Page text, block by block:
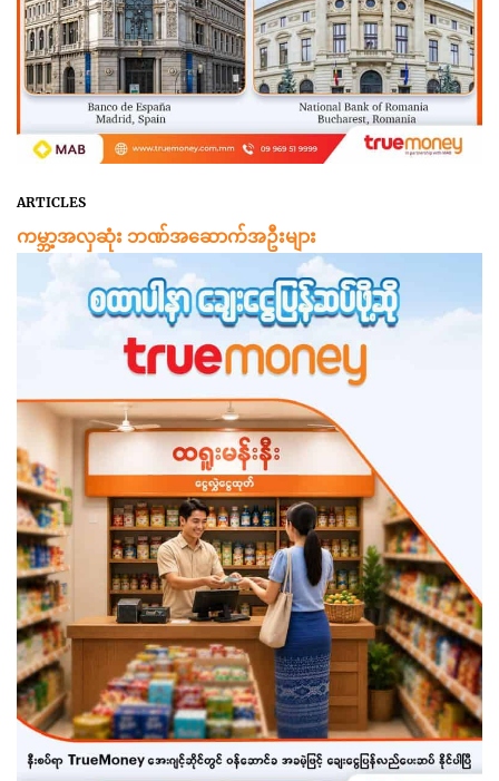
ARTICLES
ကမ္ဘာ့အလှဆုံး ဘဏ်အဆောက်အဦးများ